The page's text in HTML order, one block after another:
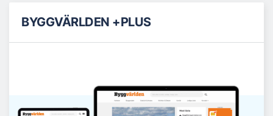
BYGGVÄRLDEN +PLUS